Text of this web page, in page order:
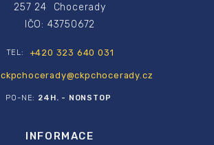
257 24 Chocerady
IČO: 43750672
TEL: +420 323 640 031
ckpchocerady@ckpchocerady.cz
PO-NE: 24H. - NONSTOP
INFORMACE